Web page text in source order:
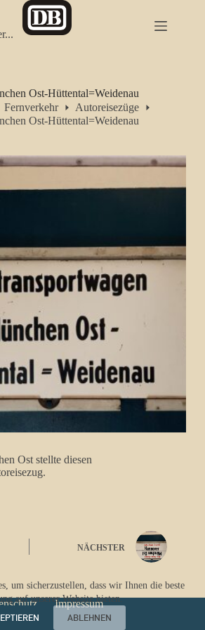
um sicherzustellen, dass wir Ihnen die beste
auf unserer Website bieten.
ABLEHNEN
Ost-Hüttental=Weidenau
Fernverkehr
Autoreisezüge
Ost-Hüttental=Weidenau
Ost stellte diesen
NÄCHSTER
Impressum